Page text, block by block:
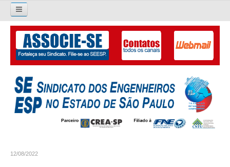
Pesquisar...
O SINDICATO
APRESENTAÇÃO
PALAVRA DO PRESIDENTE
12/08/2022